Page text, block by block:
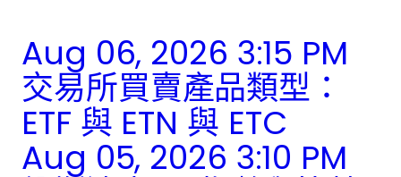
Aug 06, 2026 3:15 PM
交易所買賣產品類型：
ETF 與 ETN 與 ETC
Aug 05, 2026 3:10 PM